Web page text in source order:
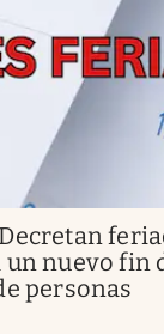
Decretan
un nuevo fin
personas